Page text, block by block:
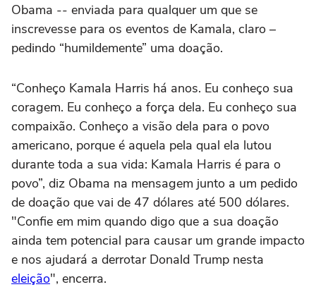
Obama -- enviada para qualquer um que se
inscrevesse para os eventos de Kamala, claro –
pedindo “humildemente” uma doação.
“Conheço Kamala Harris há anos. Eu conheço sua
coragem. Eu conheço a força dela. Eu conheço sua
compaixão. Conheço a visão dela para o povo
americano, porque é aquela pela qual ela lutou
durante toda a sua vida: Kamala Harris é para o
povo”, diz Obama na mensagem junto a um pedido
de doação que vai de 47 dólares até 500 dólares.
"Confie em mim quando digo que a sua doação
ainda tem potencial para causar um grande impacto
e nos ajudará a derrotar Donald Trump nesta
eleição", encerra.